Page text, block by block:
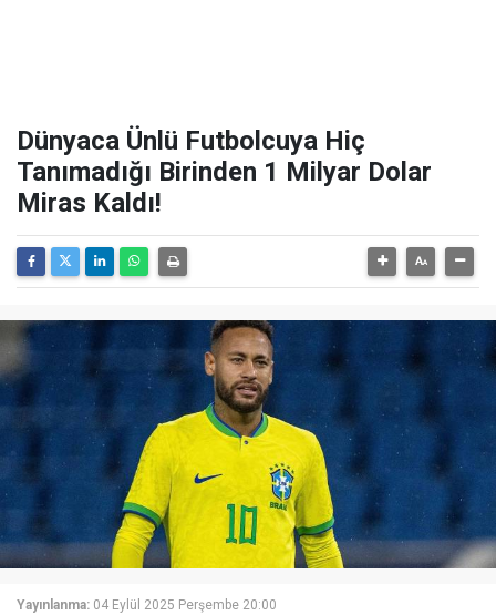
Dünyaca Ünlü Futbolcuya Hiç
Tanımadığı Birinden 1 Milyar Dolar
Miras Kaldı!
Yayınlanma: 04 Eylül 2025 Perşembe 20:00